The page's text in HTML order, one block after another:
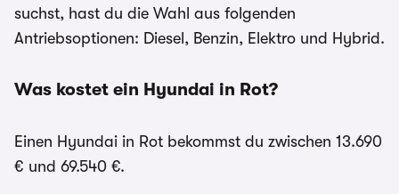
suchst, hast du die Wahl aus folgenden
Antriebsoptionen: Diesel, Benzin, Elektro und Hybrid.
Was kostet ein Hyundai in Rot?
Einen Hyundai in Rot bekommst du zwischen 13.690
€ und 69.540 €.